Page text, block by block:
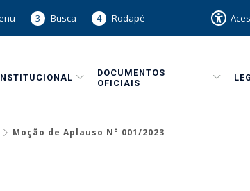
3 Busca 4 Rodapé
DOCUMENTOS
OFICIAIS
Moção de Aplauso N° 001/2023